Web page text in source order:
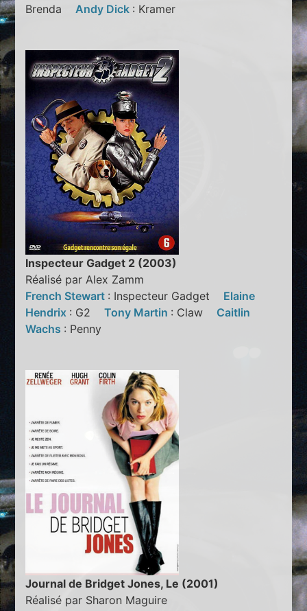
Brenda Andy Dick : Kramer
Inspecteur Gadget 2 (2003)
Réalisé par Alex Zamm
French Stewart : Inspecteur Gadget Elaine
Hendrix : G2Tony Martin : Claw Caitlin
Wachs : Penny
Journal de Bridget Jones, Le (2001)
Réalisé par Sharon Maguire